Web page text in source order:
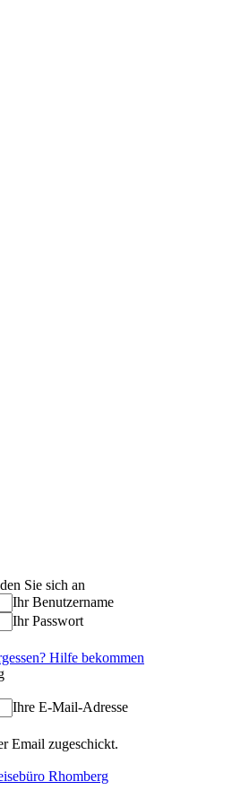
Sie sich an
Ihr Benutzername
Ihr Passwort
Hilfe bekommen
Ihre E-Mail-Adresse
Email zugeschickt.